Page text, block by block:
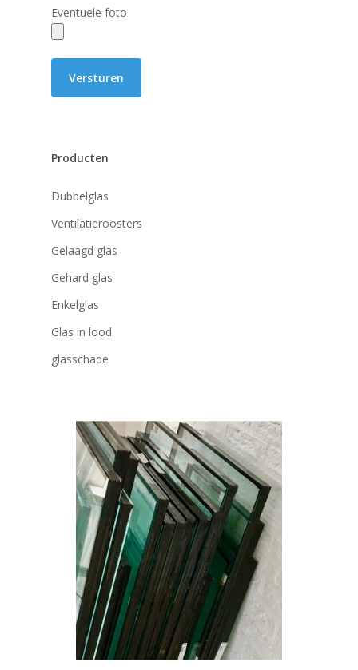
Eventuele foto
Producten
Dubbelglas
Ventilatieroosters
Gelaagd glas
Gehard glas
Enkelglas
Glas in lood
glasschade